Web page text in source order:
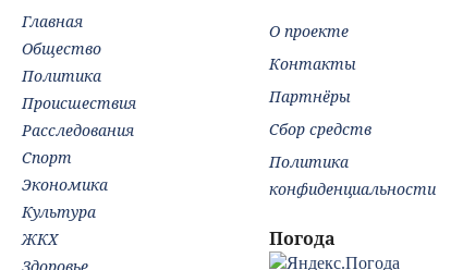
Главная
Общество
Политика
Происшествия
Расследования
Спорт
Экономика
Культура
ЖКХ
Здоровье
О проекте
Контакты
Партнёры
Сбор средств
Политика
конфиденциальности
Погода